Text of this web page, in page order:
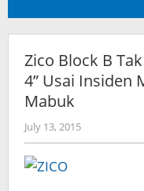
Zico Block B
4” Usai Insiden
Mabuk
July 13, 2015by
Koreanindo